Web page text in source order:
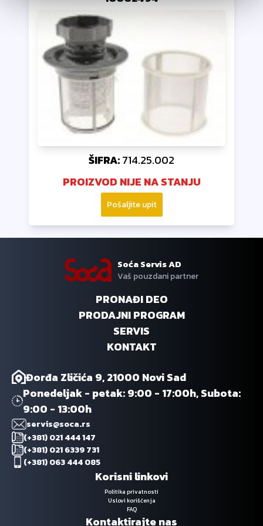
ŠIFRA:714.25.002
PROIZVOD NIJE NA STANJU
Pošaljite upit
Soća Servis AD
Vaš pouzdani partner
PRONAĐI DEO
PRODAJNI PROGRAM
SERVIS
KONTAKT
Đorđa Zličića 9, 21000 Novi Sad
Ponedeljak - petak: 9:00 - 17:00h, Subota:
9:00 - 13:00h
servis@soca.rs
(+381) 021 444 147
(+381) 021 6339 731
(+381) 063 444 085
Korisni linkovi
Politika privatnosti
Uslovi korišćenja
FAQ
Kontaktirajte nas